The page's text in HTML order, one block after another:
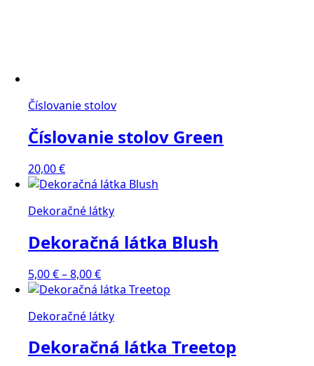
Číslovanie stolov
Číslovanie stolov Green
20,00€
Dekoračné látky
Dekoračná látka Blush
5,00€–8,00€Price
range:
through
Dekoračné látky
Dekoračná látka Treetop